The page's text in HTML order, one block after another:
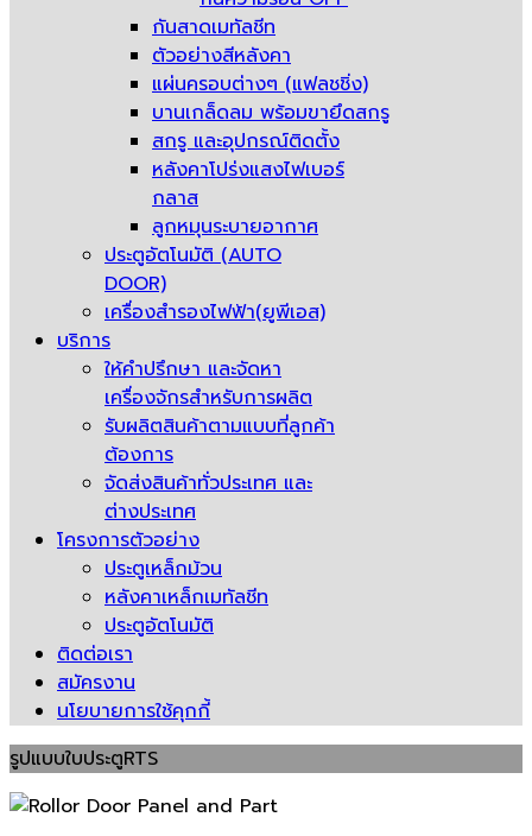
กันสาดเมทัลชีท
ตัวอย่างสีหลังคา
แผ่นครอบต่างๆ (แฟลชชิ่ง)
บานเกล็ดลม พร้อมขายึดสกรู
สกรู และอุปกรณ์ติดตั้ง
หลังคาโปร่งแสงไฟเบอร์
กลาส
ลูกหมุนระบายอากาศ
ประตูอัตโนมัติ (AUTO
DOOR)
เครื่องสำรองไฟฟ้า(ยูพีเอส)
บริการ
ให้คำปรึกษา และจัดหา
เครื่องจักรสำหรับการผลิต
รับผลิตสินค้าตามแบบที่ลูกค้า
ต้องการ
จัดส่งสินค้าทั่วประเทศ และ
ต่างประเทศ
โครงการตัวอย่าง
ประตูเหล็กม้วน
หลังคาเหล็กเมทัลชีท
ประตูอัตโนมัติ
ติดต่อเรา
สมัครงาน
นโยบายการใช้คุกกี้
รูปแบบใบประตูRTS